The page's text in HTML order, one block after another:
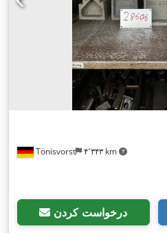
Tönisvorst ۴٬۳۴۳ km
درخواست کردن